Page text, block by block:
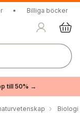
• Billiga böcker
till 50% →
Biologi